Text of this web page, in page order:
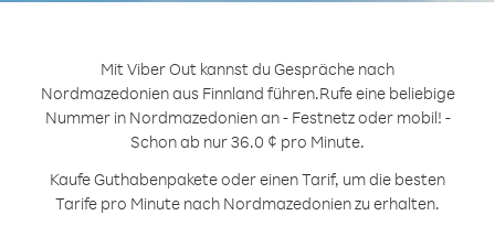
Mit Viber Out kannst du Gespräche nach
Nordmazedonien aus Finnland führen.Rufe eine beliebige
Nummer in Nordmazedonien an - Festnetz oder mobil! -
Schon ab nur 36.0 ¢ pro Minute.
Kaufe Guthabenpakete oder einen Tarif, um die besten
Tarife pro Minute nach Nordmazedonien zu erhalten.